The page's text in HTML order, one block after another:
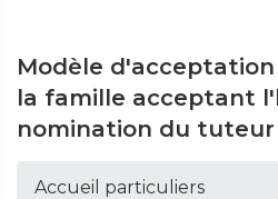
Modèle
la famille acceptant
nomination du
Accueil particuliers